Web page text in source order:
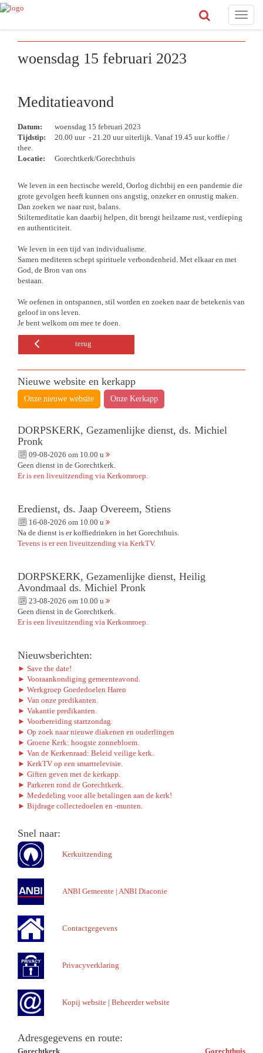
Toggle
woensdag 15 februari 2023
Meditatieavond
Datum:
woensdag 15 februari 2023
Tijdstip:
20.00 uur - 21.20 uur uiterlijk. Vanaf 19.45 uur koffie /
thee.
Locatie:
Gorechtkerk/Gorechthuis
We leven in een hectische wereld, Oorlog dichtbij en een pandemie die
grote gevolgen heeft kunnen ons angstig, onzeker en onrustig maken.
Dan zoeken we naar rust, balans.
Stiltemeditatie kan daarbij helpen, dit brengt heilzame rust, verdieping
en authenticiteit.
We leven in een tijd van individualisme.
Samen mediteren schept spirituele verbondenheid. Met elkaar en met
God, de Bron van ons
bestaan.
We oefenen in ontspannen, stil worden en zoeken naar de betekenis van
geloof in ons leven.
Je bent welkom om mee te doen.
terug
Nieuwe website en kerkapp
Onze nieuwe website Onze Kerkapp
DORPSKERK, Gezamenlijke dienst, ds. Michiel
Pronk
09-08-2026 om 10.00 u
Geen dienst in de Gorechtkerk.
Er is een liveuitzending via Kerkomroep.
Eredienst, ds. Jaap Overeem, Stiens
16-08-2026 om 10.00 u
Na de dienst is er koffiedrinken in het Gorechthuis.
Tevens is er een liveuitzending via KerkTV.
DORPSKERK, Gezamenlijke dienst, Heilig
Avondmaal ds. Michiel Pronk
23-08-2026 om 10.00 u
Geen dienst in de Gorechtkerk.
Er is een liveuitzending via Kerkomroep.
Nieuwsberichten:
► Save the date!
► Vooraankondiging gemeenteavond.
► Werkgroep Goededoelen Haren
► Van onze predikanten.
► Vakantie predikanten.
► Voorbereiding startzondag.
► Op zoek naar nieuwe diakenen en ouderlingen
► Groene Kerk: hoogste zonnebloem.
► Van de Kerkenraad: Beleid veilige kerk.
► KerkTV op een smarttelevisie.
► Giften geven met de kerkapp.
► Parkeren rond de Gorechtkerk.
► Mededeling voor alle betalingen aan de kerk!
► Bijdrage collectedoelen en -munten.
Snel naar:
Kerkuitzending
ANBI Gemeente | ANBI Diaconie
Contactgegevens
Privacyverklaring
Kopij website | Beheerder website
Adresgegevens en route:
Gorechtkerk Gorechthuis